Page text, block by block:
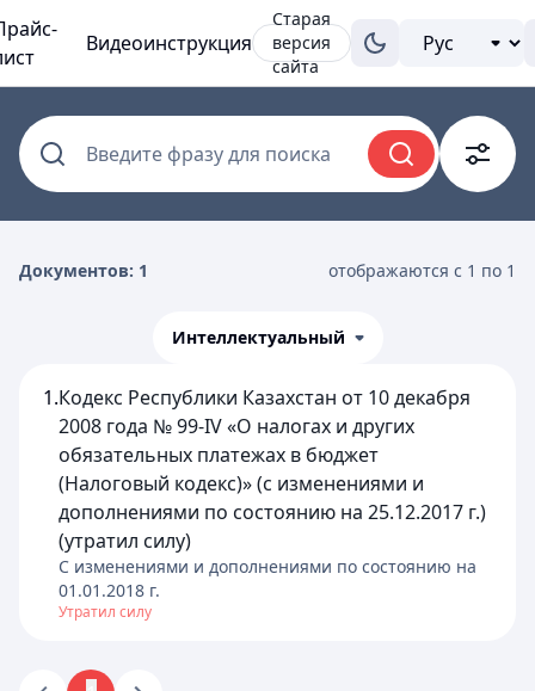
Видеоинструкция
Старая
версия
сайта
Введите фразу для поиска
Документов: 1 отображаются с 1 по 1
Интеллектуальный
1.Кодекс Республики Казахстан от 10 декабря
2008 года № 99-IV «О налогах и других
обязательных платежах в бюджет
(Налоговый кодекс)» (с изменениями и
дополнениями по состоянию на 25.12.2017 г.)
(утратил силу)
C изменениями и дополнениями по состоянию на
01.01.2018 г.
Утратил силу